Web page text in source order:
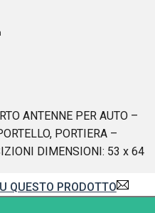
ANTENNE PER AUTO –
PORTIERA –
DIMENSIONI: 53 x 64
QUESTO PRODOTTO